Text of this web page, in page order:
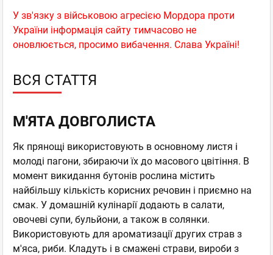
У зв'язку з військовою агресією Мордора проти
України інформація сайту тимчасово не
оновлюється, просимо вибачення. Слава Україні!
ВСЯ СТАТТЯ
М'ЯТА ДОВГОЛИСТА
Як прянощі використовують в основному листя і
молоді пагони, збираючи їх до масового цвітіння. В
момент викидання бутонів рослина містить
найбільшу кількість корисних речовин і приємно на
смак. У домашній кулінарії додають в салати,
овочеві супи, бульйони, а також в солянки.
Використовують для ароматизації других страв з
м'яса, риби. Кладуть і в смажені страви, вироби з